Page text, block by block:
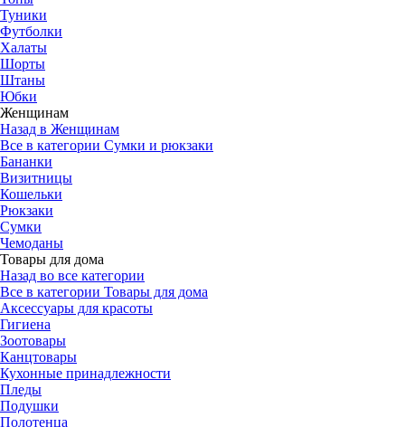
Туники
Футболки
Халаты
Шорты
Штаны
Юбки
Женщинам
Назад в Женщинам
Все в категории Сумки и рюкзаки
Бананки
Визитницы
Кошельки
Рюкзаки
Сумки
Чемоданы
Товары для дома
Назад во все категории
Все в категории Товары для дома
Аксессуары для красоты
Гигиена
Зоотовары
Канцтовары
Кухонные принадлежности
Пледы
Подушки
Полотенца